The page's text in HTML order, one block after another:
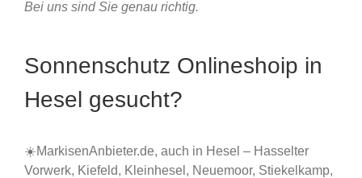
Bei uns sind Sie genau richtig.
Sonnenschutz Onlineshoip in
Hesel gesucht?
☀️MarkisenAnbieter.de, auch in Hesel – Hasselter
Vorwerk, Kiefeld, Kleinhesel, Neuemoor, Stiekelkamp,